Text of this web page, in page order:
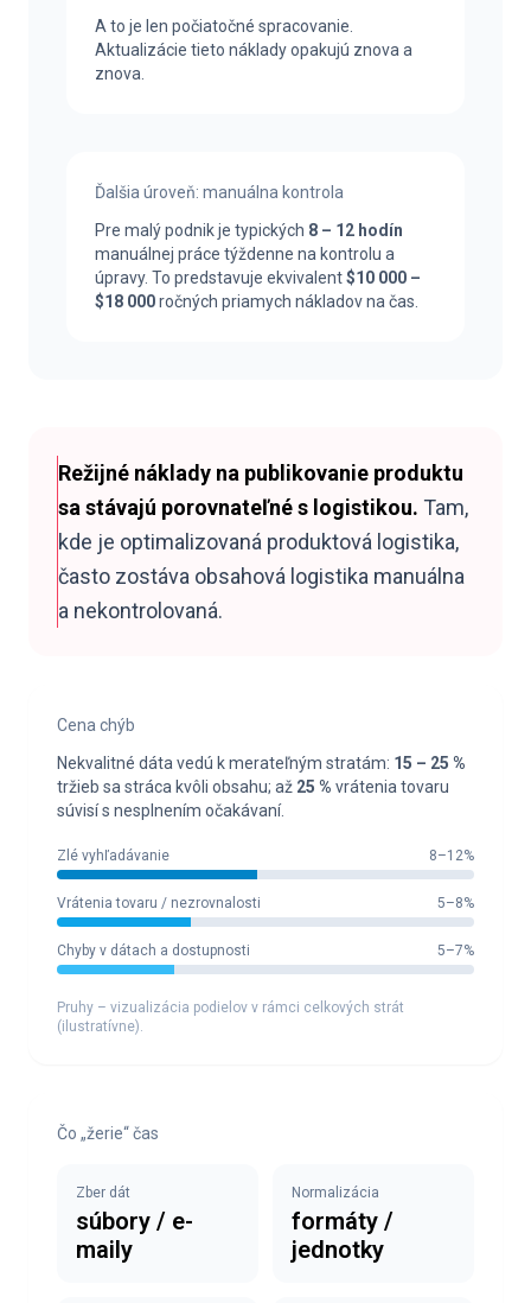
A to je len počiatočné spracovanie.
Aktualizácie tieto náklady opakujú znova a
znova.
Ďalšia úroveň: manuálna kontrola
Pre malý podnik je typických 8 – 12 hodín
manuálnej práce týždenne na kontrolu a
úpravy. To predstavuje ekvivalent$10 000 –
$18 000ročných priamych nákladov na čas.
Režijné náklady na publikovanie produktu
sa stávajú porovnateľné s logistikou. Tam,
kde je optimalizovaná produktová logistika,
často zostáva obsahová logistika manuálna
a nekontrolovaná.
Cena chýb
Nekvalitné dáta vedú k merateľným stratám: 15 – 25 %
tržieb sa stráca kvôli obsahu; až 25 % vrátenia tovaru
súvisí s nesplnením očakávaní.
Zlé vyhľadávanie 8–12%
Vrátenia tovaru / nezrovnalosti 5–8%
Chyby v dátach a dostupnosti 5–7%
Pruhy – vizualizácia podielov v rámci celkových strát
(ilustratívne).
Čo „žerie“ čas
Zber dát
súbory / e-
maily
Normalizácia
formáty /
jednotky